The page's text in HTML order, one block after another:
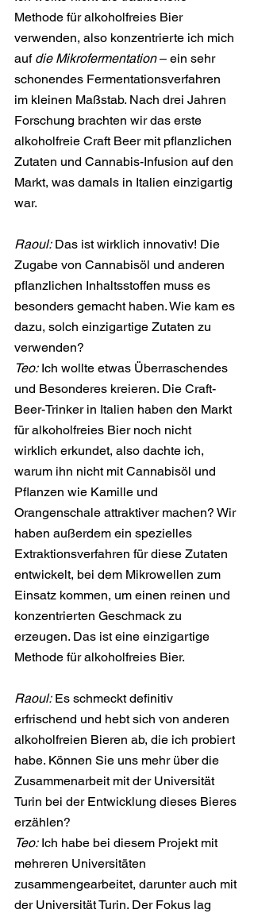
Methode für alkoholfreies Bier
verwenden, also konzentrierte ich mich
auf die Mikrofermentation – ein sehr
schonendes Fermentationsverfahren
im kleinen Maßstab. Nach drei Jahren
Forschung brachten wir das erste
alkoholfreie Craft Beer mit pflanzlichen
Zutaten und Cannabis-Infusion auf den
Markt, was damals in Italien einzigartig
war.
Raoul: Das ist wirklich innovativ! Die
Zugabe von Cannabisöl und anderen
pflanzlichen Inhaltsstoffen muss es
besonders gemacht haben. Wie kam es
dazu, solch einzigartige Zutaten zu
verwenden?
Teo: Ich wollte etwas Überraschendes
und Besonderes kreieren. Die Craft-
Beer-Trinker in Italien haben den Markt
für alkoholfreies Bier noch nicht
wirklich erkundet, also dachte ich,
warum ihn nicht mit Cannabisöl und
Pflanzen wie Kamille und
Orangenschale attraktiver machen? Wir
haben außerdem ein spezielles
Extraktionsverfahren für diese Zutaten
entwickelt, bei dem Mikrowellen zum
Einsatz kommen, um einen reinen und
konzentrierten Geschmack zu
erzeugen. Das ist eine einzigartige
Methode für alkoholfreies Bier.
Raoul: Es schmeckt definitiv
erfrischend und hebt sich von anderen
alkoholfreien Bieren ab, die ich probiert
habe. Können Sie uns mehr über die
Zusammenarbeit mit der Universität
Turin bei der Entwicklung dieses Bieres
erzählen?
Teo: Ich habe bei diesem Projekt mit
mehreren Universitäten
zusammengearbeitet, darunter auch mit
der Universität Turin. Der Fokus lag